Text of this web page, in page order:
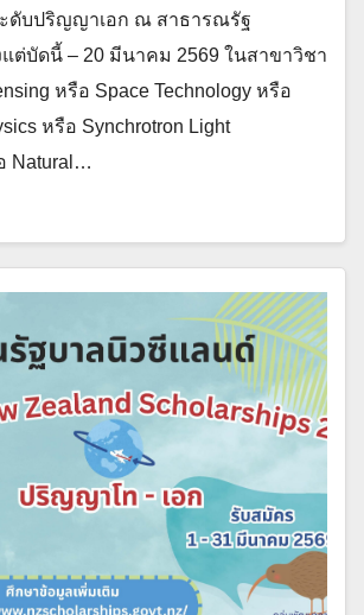
ดับปริญญาเอก ณ สาธารณรัฐ
ต่บัดนี้ – 20 มีนาคม 2569 ในสาขาวิชา
หรือ Space Technology หรือ
หรือ Synchrotron Light
Natural…